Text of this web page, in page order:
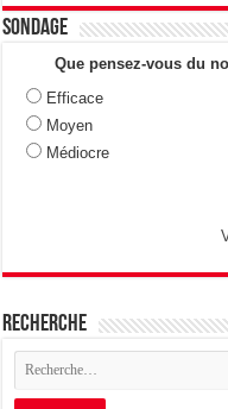
Sondage
Que pensez-vous du
Efficace
Moyen
Médiocre
Recherche